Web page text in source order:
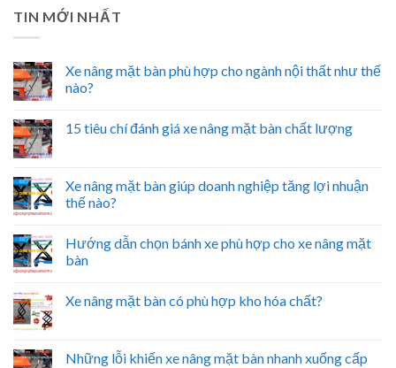
TIN MỚI NHẤT
Xe nâng mặt bàn phù hợp cho ngành nội thất như thế
nào?
15 tiêu chí đánh giá xe nâng mặt bàn chất lượng
Xe nâng mặt bàn giúp doanh nghiệp tăng lợi nhuận
thế nào?
Hướng dẫn chọn bánh xe phù hợp cho xe nâng mặt
bàn
Xe nâng mặt bàn có phù hợp kho hóa chất?
Những lỗi khiến xe nâng mặt bàn nhanh xuống cấp